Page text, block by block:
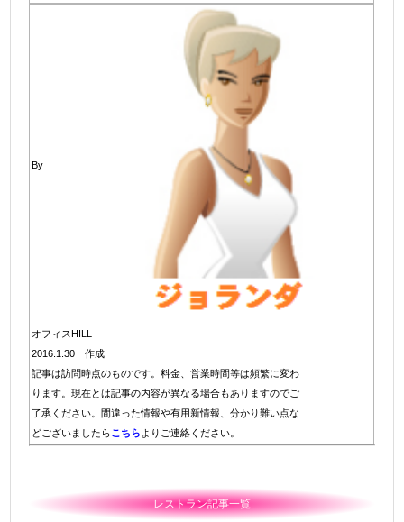
By
オフィスHILL
2016.1.30 作成
記事は訪問時点のものです。料金、営業時間等は頻繁に変わ
ります。現在とは記事の内容が異なる場合もありますのでご
了承ください。間違った情報や有用新情報、分かり難い点な
どございましたらこちら よりご連絡ください。
レストラン記事一覧